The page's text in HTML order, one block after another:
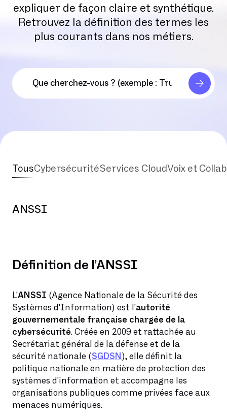
expliquer de façon claire et synthétique.
Retrouvez la définition des termes les
plus courants dans nos métiers.
TousCybersécuritéServices Cloud Voix et
ANSSI
Définition de l’ANSSI
L'ANSSI (Agence Nationale de la Sécurité des
Systèmes d'Information) est l'autorité
gouvernementale française chargée de la
cybersécurité. Créée en 2009 et rattachée au
Secrétariat général de la défense et de la
sécurité nationale (SGDSN ), elle définit la
politique nationale en matière de protection des
systèmes d'information et accompagne les
organisations publiques comme privées face aux
menaces numériques.